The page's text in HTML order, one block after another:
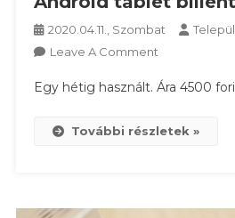
2020.04.11., Szombat
Leave A CommentOn
Tablet
Eladó
Egy hétig használt. Ára 4500
További részletek »